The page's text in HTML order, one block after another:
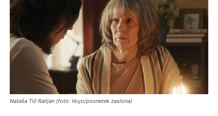
Nataša Tič Ralijan (foto: Voyo/posnetek zaslona)